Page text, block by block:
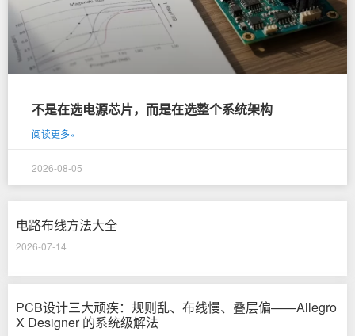
不是在选电源芯片，而是在选整个系统架构
阅读更多»
2026-08-05
电路布线方法大全
2026-07-14
PCB设计三大顽疾：规则乱、布线慢、叠层偏——Allegro
X Designer 的系统级解法